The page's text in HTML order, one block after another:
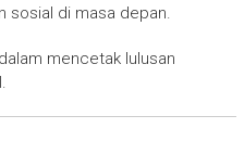
sosial di masa depan.
mencetak lulusan